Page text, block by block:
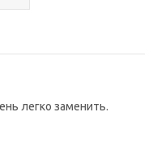
легко заменить.